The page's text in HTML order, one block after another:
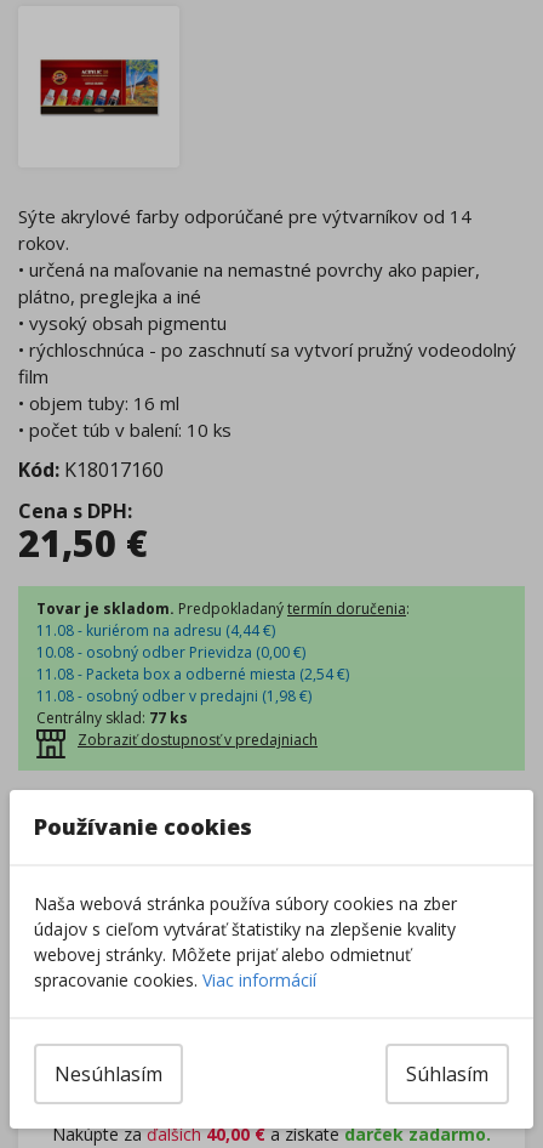
Sýte akrylové farby odporúčané pre výtvarníkov od 14
rokov.
• určená na maľovanie na nemastné povrchy ako papier,
plátno, preglejka a iné
• vysoký obsah pigmentu
• rýchloschnúca - po zaschnutí sa vytvorí pružný vodeodolný
film
• objem tuby: 16 ml
• počet túb v balení: 10 ks
Kód: K18017160
Cena s DPH:
21,50 €
Tovar je skladom. Predpokladanýtermín doručenia:
11.08 - kuriérom na adresu (4,44€)
10.08 - osobný odber Prievidza (0,00€)
11.08 - Packeta box a odberné miesta (2,54€)
11.08 - osobný odber v predajni (1,98€)
Centrálny sklad: 77 ks
Zobraziť dostupnosť v predajniach
– +
Do košíka
Pri nákupe zaďalších
Rozdávame darčeky
na podporu vzdelávania.
Nakúpte za ďalších 40,00€ a získate darček zadarmo.
Používanie cookies
Naša webová stránka používa súbory cookies na zber
údajov s cieľom vytvárať štatistiky na zlepšenie kvality
webovej stránky. Môžete prijať alebo odmietnuť
spracovanie cookies. Viac informácií
Súhlasím
Nesúhlasím